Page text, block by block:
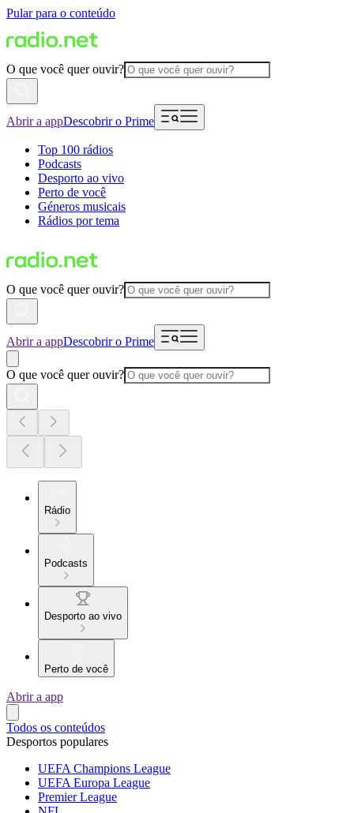
Pular para o conteúdo
O que você quer ouvir?
Abrir a appDescobrir o Prime
Top 100 rádios
Podcasts
Desporto ao vivo
Perto de você
Géneros musicais
Rádios por tema
O que você quer ouvir?
Abrir a appDescobrir o Prime
O que você quer ouvir?
Rádio
Podcasts
Desporto ao vivo
Perto de você
Abrir a app
Todos os conteúdos
Desportos populares
UEFA Champions League
UEFA Europa League
Premier League